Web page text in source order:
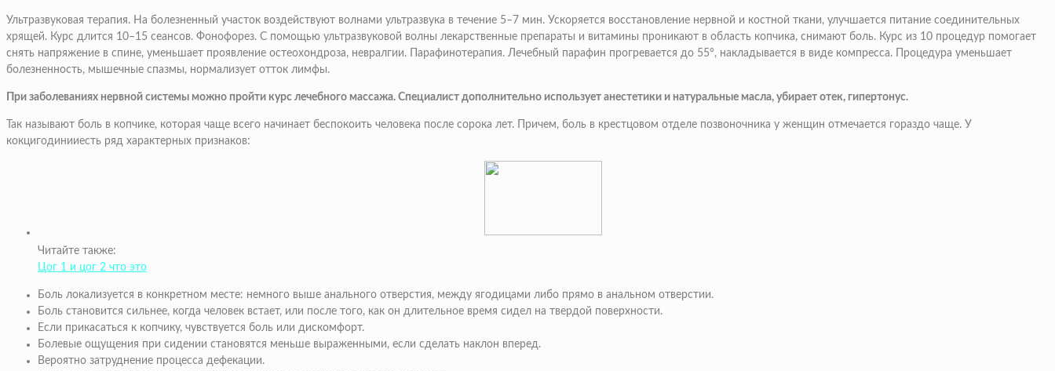
Ультразвуковая терапия. На болезненный участок воздействуют волнами ультразвука в течение 5–7 мин. Ускоряется восстановление нервной и костной ткани, улучшается питание соединительных
хрящей. Курс длится 10–15 сеансов. Фонофорез. С помощью ультразвуковой волны лекарственные препараты и витамины проникают в область копчика, снимают боль. Курс из 10 процедур помогает
снять напряжение в спине, уменьшает проявление остеохондроза, невралгии.
Парафинотерапия. Лечебный парафин прогревается до 55°, накладывается в виде компресса. Процедура уменьшает
болезненность, мышечные спазмы, нормализует отток лимфы.
При заболеваниях нервной системы можно пройти курс лечебного массажа. Специалист дополнительно использует анестетики и натуральные масла, убирает отек, гипертонус.
Так называют боль в копчике, которая чаще всего начинает беспокоить человека после сорока лет. Причем, боль в крестцовом отделе позвоночника у женщин отмечается гораздо чаще. У
кокцигодинииесть ряд характерных признаков:
Читайте также:
Цог 1 и цог 2 что это
Боль локализуется в конкретном месте: немного выше анального отверстия, между ягодицами либо прямо в анальном отверстии.
Боль становится сильнее, когда человек встает, или после того, как он длительное время сидел на твердой поверхности.
Если прикасаться к копчику, чувствуется боль или дискомфорт.
Болевые ощущения при сидении становятся меньше выраженными, если сделать наклон вперед.
Вероятно затруднение процесса дефекации.